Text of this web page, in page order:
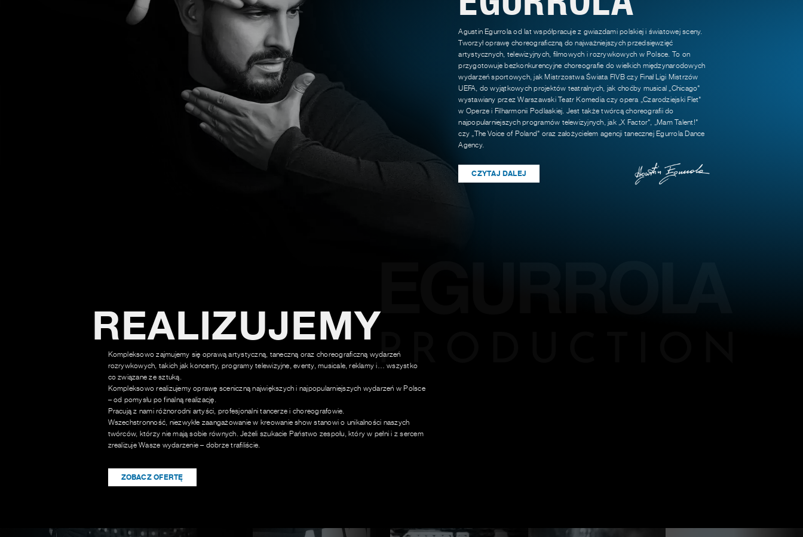
Agustin Egurrola od lat współpracuje z gwiazdami polskiej i światowej sceny.
Tworzył oprawę choreograficzną do najważniejszych przedsięwzięć
artystycznych, telewizyjnych, filmowych i rozrywkowych w Polsce. To on
przygotowuje bezkonkurencyjne choreografie do wielkich międzynarodowych
wydarzeń sportowych, jak Mistrzostwa Świata FIVB czy Finał Ligi Mistrzów
UEFA, do wyjątkowych projektów teatralnych, jak choćby musical „Chicago"
wystawiany przez Warszawski Teatr Komedia czy opera „Czarodziejski Flet"
w Operze i Filharmonii Podlaskiej. Jest także twórcą choreografii do
najpopularniejszych programów telewizyjnych, jak „X Factor", „Mam Talent!"
czy „The Voice of Poland" oraz założycielem agencji tanecznej Egurrola Dance
Agency.
CZYTAJ DALEJ
REALIZUJEMY
Kompleksowo zajmujemy się oprawą artystyczną, taneczną oraz choreograficzną wydarzeń
rozrywkowych, takich jak koncerty, programy telewizyjne, eventy, musicale, reklamy i… wszystko
co związane ze sztuką.
Kompleksowo realizujemy oprawę sceniczną największych i najpopularniejszych wydarzeń w Polsce
– od pomysłu po finalną realizację.
Pracują z nami różnorodni artyści, profesjonalni tancerze i choreografowie.
Wszechstronność, niezwykłe zaangażowanie w kreowanie show stanowi o unikalności naszych
twórców, którzy nie mają sobie równych. Jeżeli szukacie Państwo zespołu, który w pełni i z sercem
zrealizuje Wasze wydarzenie – dobrze trafiliście.
ZOBACZ OFERTĘ